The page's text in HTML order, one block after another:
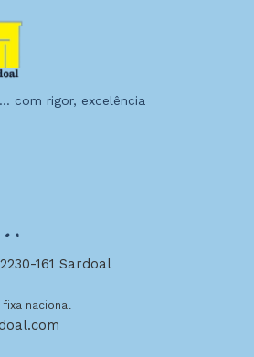
com rigor, excelência
161 Sardoal
nacional